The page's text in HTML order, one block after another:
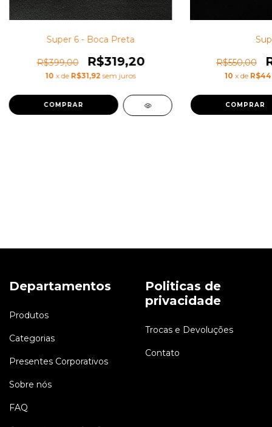
Super 6 - Boca Preta
R$399,00 R$319,20
10 x de R$31,92 sem juros
R$550,00
10 x de
Departamentos
Produtos
Categorias
Presentes Corporativos
Sobre nós
FAQ
Politicas de
privacidade
Trocas e Devoluções
Contato